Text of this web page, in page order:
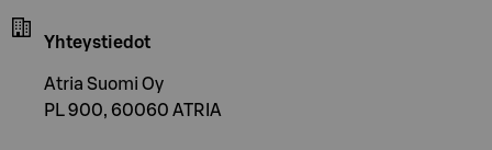
Yhteystiedot
Atria Suomi Oy
PL 900, 60060 ATRIA